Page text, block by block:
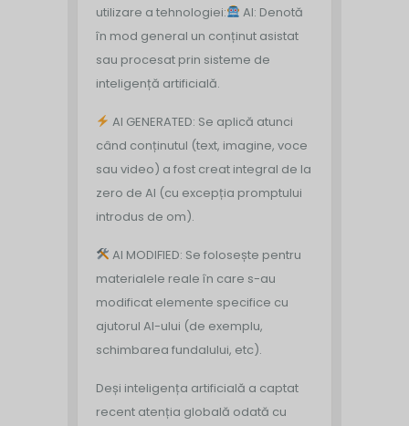
utilizare a tehnologiei:
AI: Denotă
în mod general un conținut asistat
sau procesat prin sisteme de
inteligență artificială.
AI GENERATED: Se aplică atunci
când conținutul (text, imagine, voce
sau video) a fost creat integral de la
zero de AI (cu excepția promptului
introdus de om).
AI MODIFIED: Se folosește pentru
materialele reale în care s-au
modificat elemente specifice cu
ajutorul AI-ului (de exemplu,
schimbarea fundalului, etc).
Deși inteligența artificială a captat
recent atenția globală odată cu